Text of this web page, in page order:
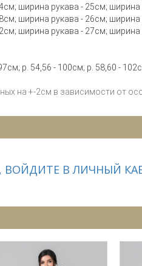
ширина рукава - 25см;
ширина рукава - 26см;
ширина рукава - 27см;
р. 54,56 - 100см; р. 58,60 -
на +-2см в зависимости от
В ЛИЧНЫЙ